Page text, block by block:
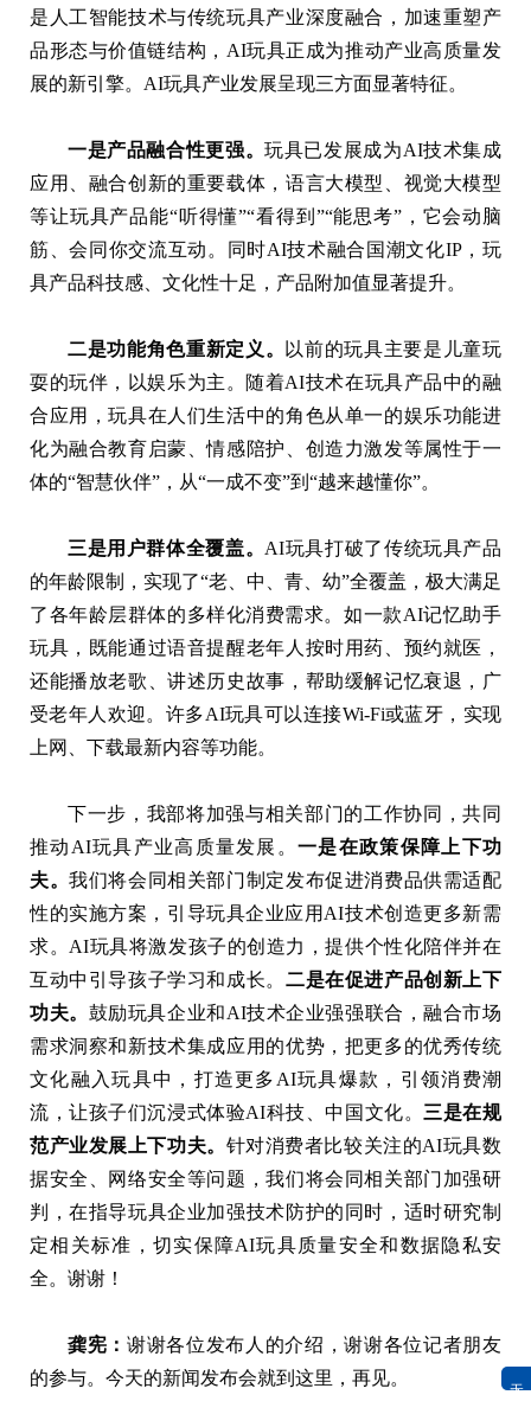
是人工智能技术与传统玩具产业深度融合，加速重塑产
品形态与价值链结构，AI玩具正成为推动产业高质量发
展的新引擎。AI玩具产业发展呈现三方面显著特征。
一是产品融合性更强。玩具已发展成为AI技术集成
应用、融合创新的重要载体，语言大模型、视觉大模型
等让玩具产品能“听得懂”“看得到”“能思考”，它会动脑
筋、会同你交流互动。同时AI技术融合国潮文化IP，玩
具产品科技感、文化性十足，产品附加值显著提升。
二是功能角色重新定义。
以前的玩具主要是儿童玩
耍的玩伴，以娱乐为主。随着AI技术在玩具产品中的融
合应用，玩具在人们生活中的角色从单一的娱乐功能进
化为融合教育启蒙、情感陪护、创造力激发等属性于一
体的“智慧伙伴”，从“一成不变”到“越来越懂你”。
三是用户群体全覆盖。 AI玩具打破了传统玩具产品
的年龄限制，实现了“老、中、青、幼”全覆盖，极大满足
了各年龄层群体的多样化消费需求。如一款AI记忆助手
玩具，既能通过语音提醒老年人按时用药、预约就医，
还能播放老歌、讲述历史故事，帮助缓解记忆衰退，广
受老年人欢迎。许多AI玩具可以连接Wi-Fi或蓝牙，实现
上网、下载最新内容等功能。
下一步，我部将加强与相关部门的工作协同，共同
推动AI玩具产业高质量发展。一是在政策保障上下功
夫。我们将会同相关部门制定发布促进消费品供需适配
性的实施方案，引导玩具企业应用AI技术创造更多新需
求。AI玩具将激发孩子的创造力，提供个性化陪伴并在
互动中引导孩子学习和成长。 二是在促进产品创新上下
功夫。 鼓励玩具企业和AI技术企业强强联合，融合市场
需求洞察和新技术集成应用的优势，把更多的优秀传统
文化融入玩具中，打造更多AI玩具爆款，引领消费潮
流，让孩子们沉浸式体验AI科技、中国文化。 三是在规
范产业发展上下功夫。 针对消费者比较关注的AI玩具数
据安全、网络安全等问题，我们将会同相关部门加强研
判，在指导玩具企业加强技术防护的同时，适时研究制
定相关标准，切实保障AI玩具质量安全和数据隐私安
全。谢谢！
龚宪： 谢谢各位发布人的介绍，谢谢各位记者朋友
的参与。今天的新闻发布会就到这里，再见。
无障碍浏览